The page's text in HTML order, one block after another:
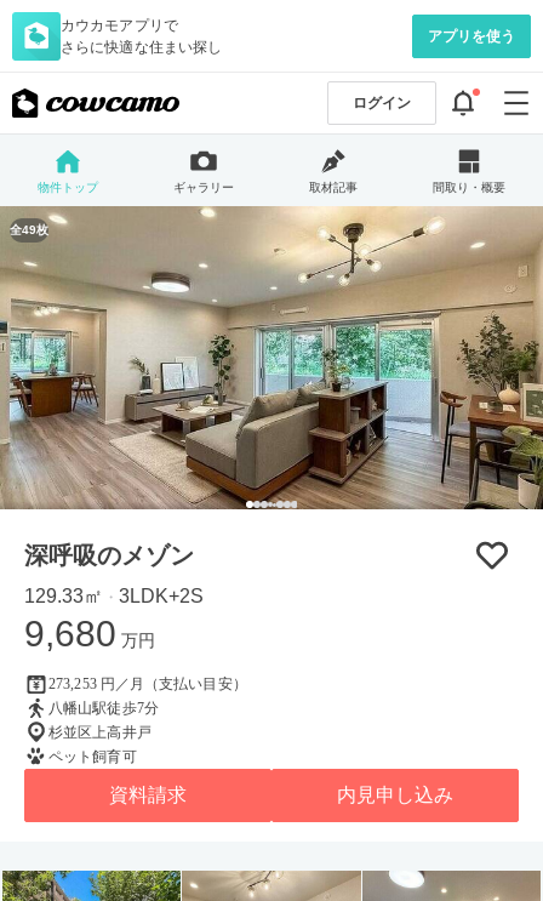
カウカモアプリで
さらに快適な住まい探し
アプリを使う
ログイン
物件トップ ギャラリー 取材記事 間取り・概要
全49枚
深呼吸のメゾン
129.33㎡ ・ 3LDK+2S
9,680 万円
273,253 円／月（支払い目安）
八幡山駅徒歩7分
杉並区上高井戸
ペット飼育可
資料請求 内見申し込み